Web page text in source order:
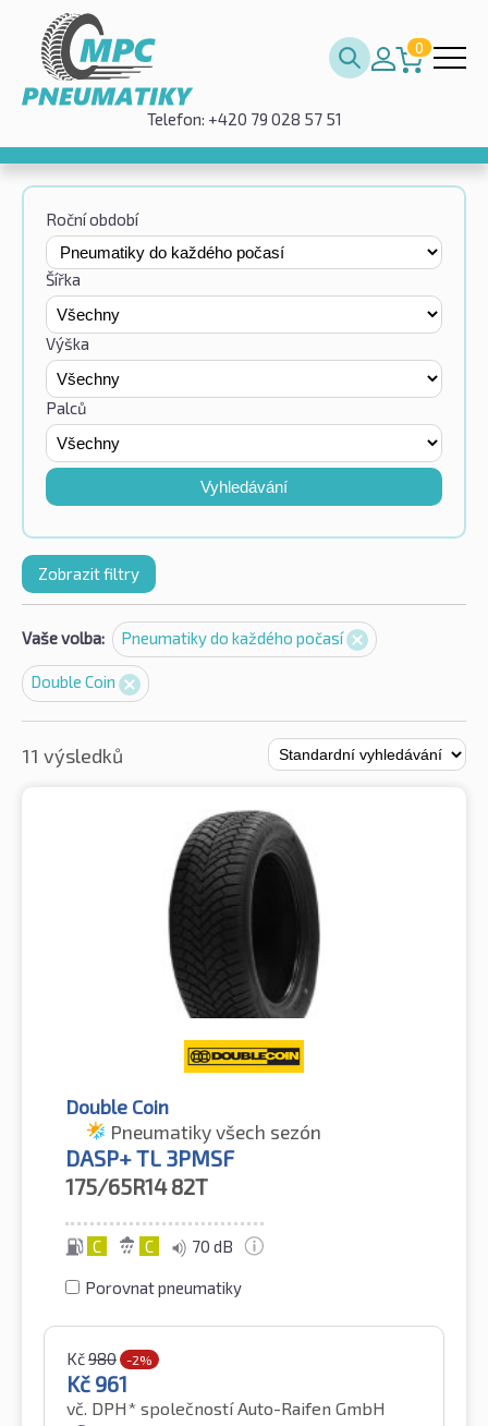
0
Telefon: +420 79 028 57 51
Roční období
Šířka
Výška
Palců
Vyhledávání
Zobrazit filtry
Vaše volba: Pneumatiky do každého počasí
Double Coin
11 výsledků
Double Coin
Pneumatiky všech sezón
DASP+ TL 3PMSF
175/65R14 82T
C C 70 dB
Porovnat pneumatiky
Kč980 -2%
Kč 961
vč. DPH* společností Auto-Raifen GmbH